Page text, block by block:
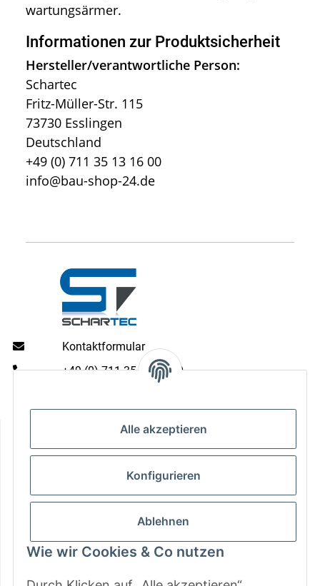
Alle akzeptieren
Konfigurieren
Ablehnen
Wie wir Cookies & Co nutzen
wartungsärmer.
Informationen zur Produktsicherheit
Hersteller/verantwortliche Person:
Schartec
Fritz-Müller-Str. 115
73730 Esslingen
Deutschland
+49 (0) 711 35 13 16 00
info@bau-shop-24.de
Kontaktformular
+49 (0) 711 35 13 16 00